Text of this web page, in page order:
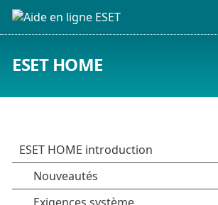
ESET HOME